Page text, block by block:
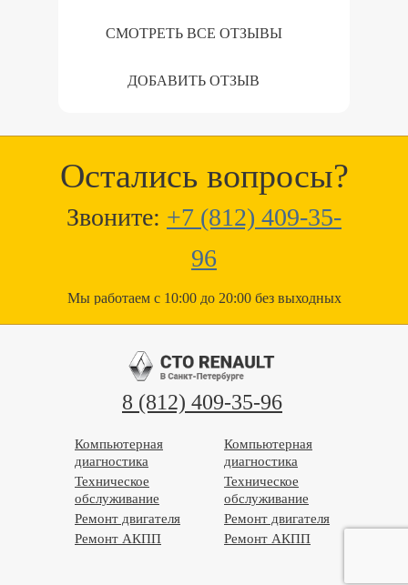
СМОТРЕТЬ ВСЕ ОТЗЫВЫ
ДОБАВИТЬ ОТЗЫВ
Остались вопросы?
Звоните: +7 (812) 409-35-
96
Мы работаем с 10:00 до 20:00 без выходных
8 (812) 409-35-96
Компьютерная
диагностика
Техническое
обслуживание
Ремонт двигателя
Ремонт АКПП
Компьютерная
диагностика
Техническое
обслуживание
Ремонт двигателя
Ремонт АКПП